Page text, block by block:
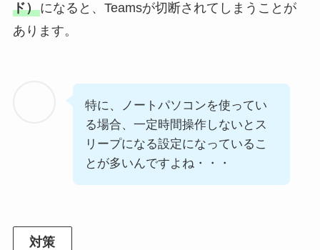
ド）になると、Teamsが切断されてしまうことが
あります。
特に、ノートパソコンを使ってい
る場合、一定時間操作しないとス
リープになる設定になっているこ
とが多いんですよね・・・
対策